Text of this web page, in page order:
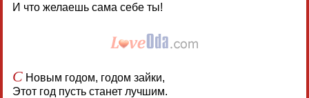
И что желаешь сама себе ты!
СНовым годом, годом зайки,
Этот год пусть станет лучшим.